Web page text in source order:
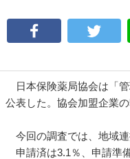
日本保険薬局協会は「
公表した。協会加盟企業の
今回の調査では、地域連
申請済は3.1％、申請準